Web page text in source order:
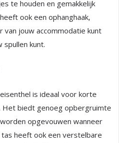
te houden en gemakkelijk
ook een ophanghaak,
van jouw accommodatie kunt
spullen kunt.
is ideaal voor korte
Het biedt genoeg opbergruimte
opgevouwen wanneer
heeft ook een verstelbare